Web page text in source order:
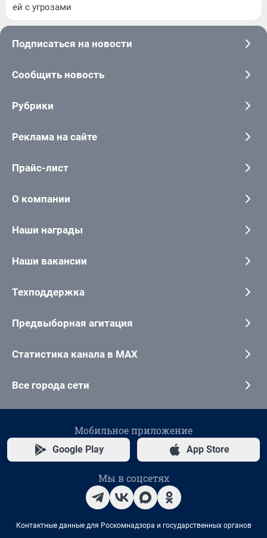
ей с угрозами
Подписаться на новости
Сообщить новость
Рубрики
Реклама на сайте
Прайс-лист
О компании
Наши награды
Наши вакансии
Техподдержка
Предвыборная агитация
Статистика канала в MAX
Все города сети
Мобильное приложение
Google Play App Store
Мы в соцсетях
Контактные данные для Роскомнадзора и государственных органов